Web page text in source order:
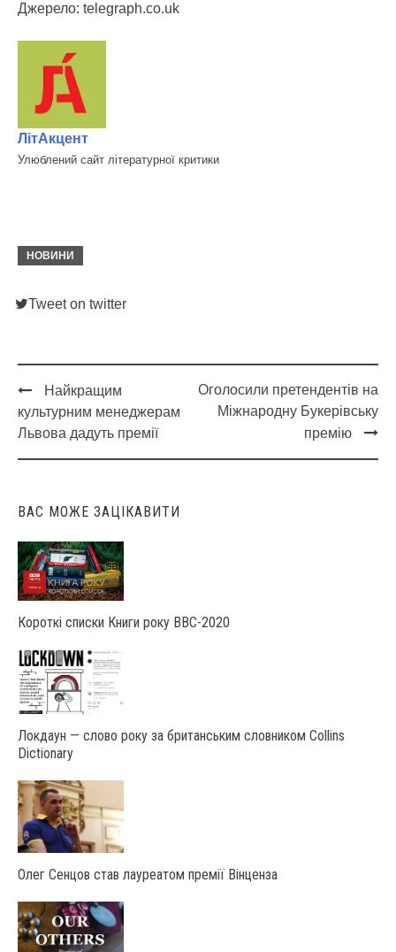
Джерело: telegraph.co.uk
ЛітАкцент
Улюблений сайт літературної критики
НОВИНИ
Tweet on twitter
Post
navigation
Найкращим
культурним менеджерам
Львова дадуть премії
Оголосили претендентів на
Міжнародну Букерівську
премію
ВАС МОЖЕ ЗАЦІКАВИТИ
Короткі списки Книги року ВВС-2020
Локдаун — слово року за британським словником Collins
Dictionary
Олег Сенцов став лауреатом премії Вінценза